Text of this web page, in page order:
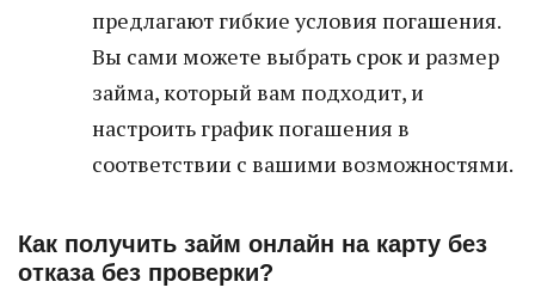
предлагают гибкие условия погашения.
Вы сами можете выбрать срок и размер
займа, который вам подходит, и
настроить график погашения в
соответствии с вашими возможностями.
Как получить займ онлайн на карту без
отказа без проверки?